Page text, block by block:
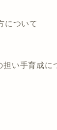
について
い手育成に